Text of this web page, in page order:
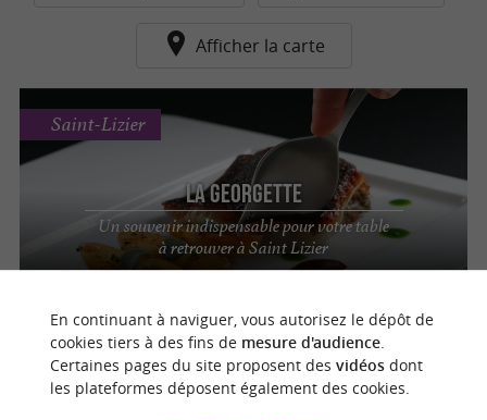
Afficher la carte
La Georgette
Un souvenir indispensable pour votre table
à retrouver à Saint Lizier
Saint-Lizier
Saint-Girons
En continuant à naviguer, vous autorisez le dépôt de
cookies tiers à des fins de mesure d'audience.
Certaines pages du site proposent des vidéosdont
les plateformes déposent également des cookies.